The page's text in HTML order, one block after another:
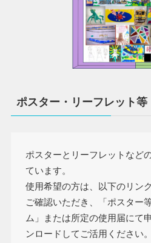
ポスター・リーフレット等
ポスターとリーフレットなど
ています。
使用希望の方は、以下のリン
ご確認いただき、「ポスター
ム」または所定の使用届にて
ンロードしてご活用ください。